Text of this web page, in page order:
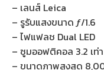
– เลนส์ Leica
– รูรับแสงขนาด ƒ/1.6
– ไฟแฟลช Dual LED
– ซูมออฟติคอล 3.2 เท่
– ขนาดภาพสูงสุด